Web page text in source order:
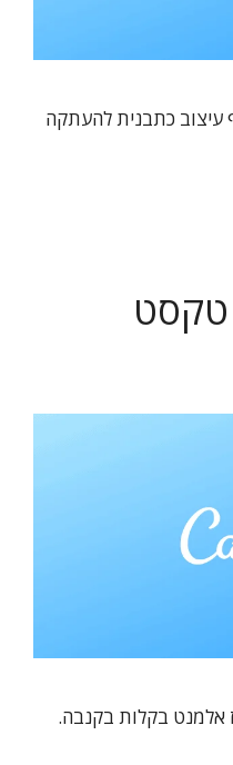
עיצוב כתבנית להעתקה
טקסט
אלמנט בקלות בקנבה.